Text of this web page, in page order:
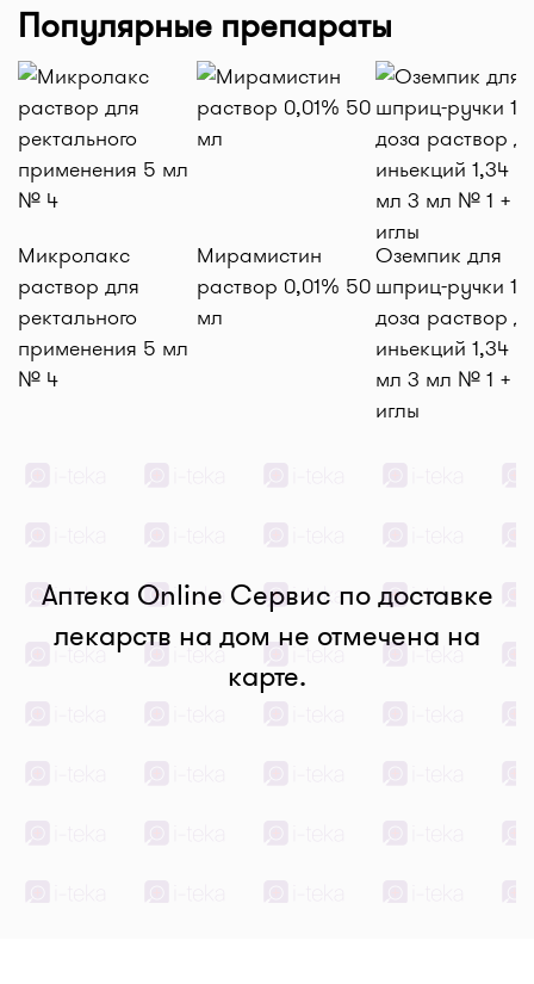
Популярные препараты
Микролакс
раствор для
ректального
применения 5 мл
№ 4
Мирамистин
раствор 0,01% 50
мл
Оземпик для
шприц-ручки 1
доза раствор
иньекций 1,34
мл 3 мл № 1 + 4
иглы
Аптека Online Сервис по доставке
лекарств на дом не отмечена на
карте.